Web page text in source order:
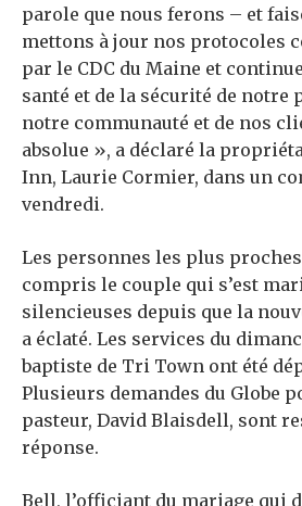
parole que nous ferons – et
mettons à jour nos protocoles
par le CDC du Maine et
santé et de la sécurité de notre
notre communauté et de nos
absolue », a déclaré la
Inn, Laurie Cormier, dans un
vendredi.
Les personnes les plus
compris le couple qui s’est
silencieuses depuis que la
a éclaté. Les services du
baptiste de Tri Town ont été
Plusieurs demandes du Globe
pasteur, David Blaisdell, sont
réponse.
Bell, l’officiant du mariage qui